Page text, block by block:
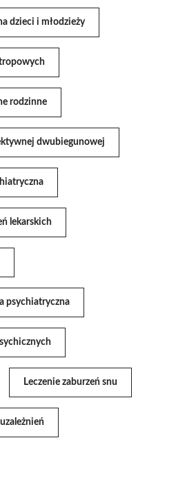
dzieci i młodzieży
rodzinne
dwubiegunowej
lekarskich
psychiatryczna
Leczenie zaburzeń snu